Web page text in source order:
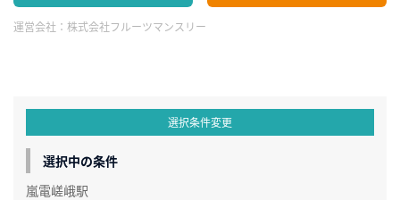
運営会社： 株式会社フルーツマンスリー
選択条件変更
選択中の条件
嵐電嵯峨駅